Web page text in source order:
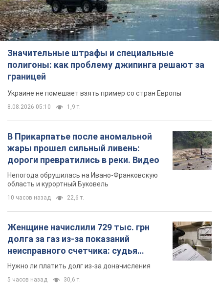
Значительные штрафы и специальные
полигоны: как проблему джипинга решают за
границей
Украине не помешает взять пример со стран Европы
8.08.2026 05:10 1,9 т.
В Прикарпатье после аномальной
жары прошел сильный ливень:
дороги превратились в реки. Видео
Непогода обрушилась на Ивано-Франковскую
область и курортный Буковель
10 часов назад 22,6 т.
Женщине начислили 729 тыс. грн
долга за газ из-за показаний
неисправного счетчика: судья
вынес неожиданное решение
Нужно ли платить долг из-за доначисления
5 часов назад 30,6 т.